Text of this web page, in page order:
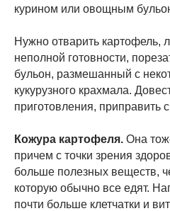
курином или овощным
Нужно отварить картофель,
неполной готовности,
бульон, размешанный с
кукурузного крахмала.
приготовления, приправить
Кожура картофеля. Она
причем с точки зрения
больше полезных веществ,
которую обычно все едят.
почти больше клетчатки и